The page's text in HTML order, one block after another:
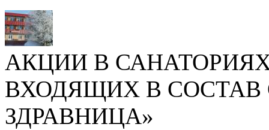
АКЦИИ В
ВХОДЯЩИХ В СОСТАВ
ЗДРАВНИЦА»